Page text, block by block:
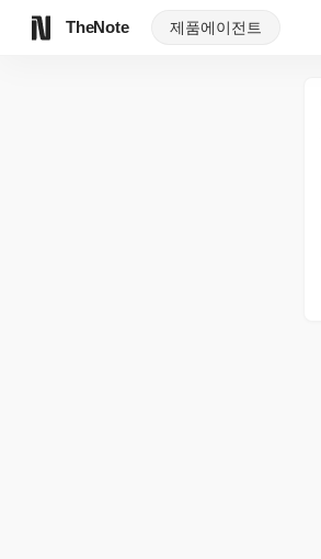
TheNote 제품에이전트